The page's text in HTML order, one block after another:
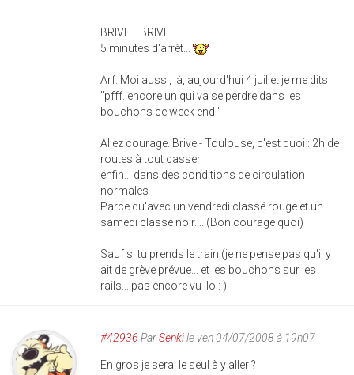
BRIVE... BRIVE...
5 minutes d'arrêt...
Arf. Moi aussi, là, aujourd'hui 4 juillet je me dits
"pfff. encore un qui va se perdre dans les
bouchons ce week end "
Allez courage. Brive - Toulouse, c'est quoi : 2h de
routes à tout casser
enfin... dans des conditions de circulation
normales
Parce qu'avec un vendredi classé rouge et un
samedi classé noir.... (Bon courage quoi)
Sauf si tu prends le train (je ne pense pas qu'il y
ait de grève prévue... et les bouchons sur les
rails... pas encore vu :lol: )
#42936 ParSenkile ven 04/07/2008 à 19h07
En gros je serai le seul à y aller ?